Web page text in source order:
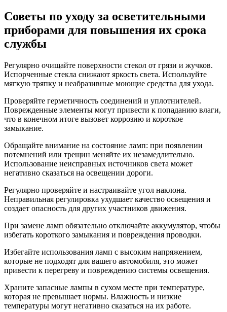
Советы по уходу за осветительными
приборами для повышения их срока
службы
Регулярно очищайте поверхности стекол от грязи и жучков.
Испорченные стекла снижают яркость света. Используйте
мягкую тряпку и неабразивные моющие средства для ухода.
Проверяйте герметичность соединений и уплотнителей.
Поврежденные элементы могут привести к попаданию влаги,
что в конечном итоге вызовет коррозию и короткое
замыкание.
Обращайте внимание на состояние ламп: при появлении
потемнений или трещин меняйте их незамедлительно.
Использование неисправных источников света может
негативно сказаться на освещении дороги.
Регулярно проверяйте и настраивайте угол наклона.
Неправильная регулировка ухудшает качество освещения и
создает опасность для других участников движения.
При замене ламп обязательно отключайте аккумулятор, чтобы
избегать короткого замыкания и повреждения проводки.
Избегайте использования ламп с высоким напряжением,
которые не подходят для вашего автомобиля, это может
привести к перегреву и повреждению системы освещения.
Храните запасные лампы в сухом месте при температуре,
которая не превышает нормы. Влажность и низкие
температуры могут негативно сказаться на их работе.